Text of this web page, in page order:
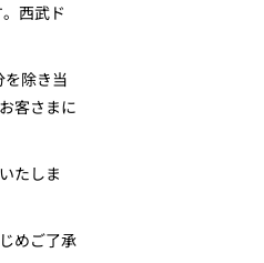
西武ド
除き当
客さまに
たしま
めご了承